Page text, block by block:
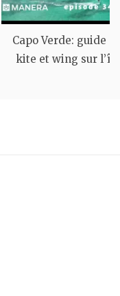
Capo Verde: guide
kite et wing sur